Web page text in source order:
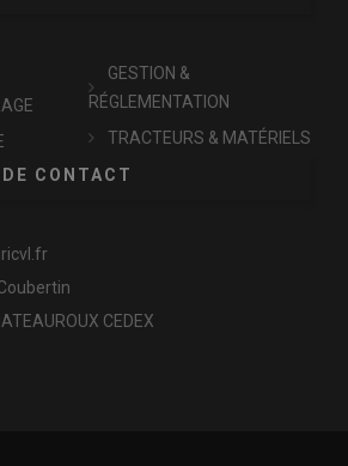
GESTION &
RÉGLEMENTATION
TRACTEURS & MATÉRIELS
CONTACT
CEDEX